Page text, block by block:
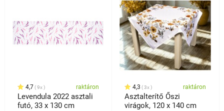
4,7 9x raktáron
Levendula 2022 asztali
futó, 33 x 130 cm
4,3 3x raktáron
Asztalterítő Őszi
virágok, 120 x 140 cm